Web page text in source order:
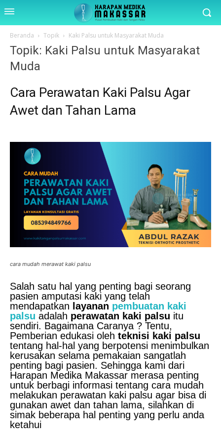
Beranda Topik Kaki Palsu untuk Masyarakat Muda
Topik: Kaki Palsu untuk Masyarakat
Muda
Cara Perawatan Kaki Palsu Agar
Awet dan Tahan Lama
cara mudah merawat kaki palsu
Salah satu hal yang penting bagi seorang
pasien amputasi kaki yang telah
mendapatkan layanan pembuatan kaki
palsu adalah perawatan kaki palsu itu
sendiri. Bagaimana Caranya ? Tentu,
Pemberian edukasi oleh teknisi kaki palsu
tentang hal-hal yang berpotensi menimbulkan
kerusakan selama pemakaian sangatlah
penting bagi pasien. Sehingga kami dari
Harapan Medika Makassar merasa penting
untuk berbagi informasi tentang cara mudah
melakukan perawatan kaki palsu agar bisa di
gunakan awet dan tahan lama, silahkan di
simak beberapa hal penting yang perlu anda
ketahui